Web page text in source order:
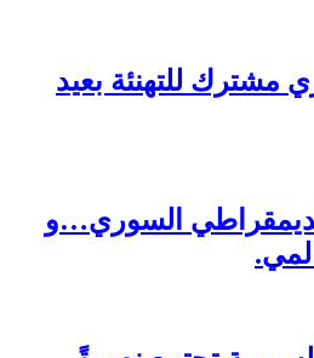
مشترك للتهنئة بعيد
السوري…و